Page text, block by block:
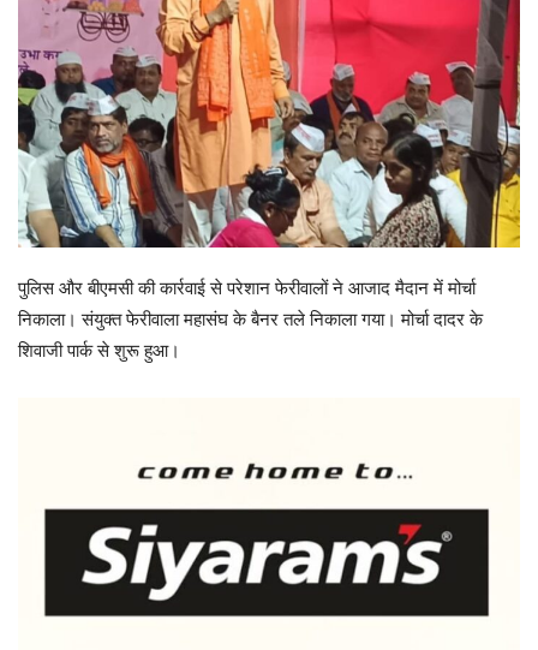
पुलिस और बीएमसी की कार्रवाई से परेशान फेरीवालों ने आजाद मैदान में मोर्चा
निकाला। संयुक्त फेरीवाला महासंघ के बैनर तले निकाला गया। मोर्चा दादर के
शिवाजी पार्क से शुरू हुआ।